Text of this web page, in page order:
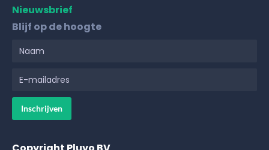
Nieuwsbrief
Blijf op de hoogte